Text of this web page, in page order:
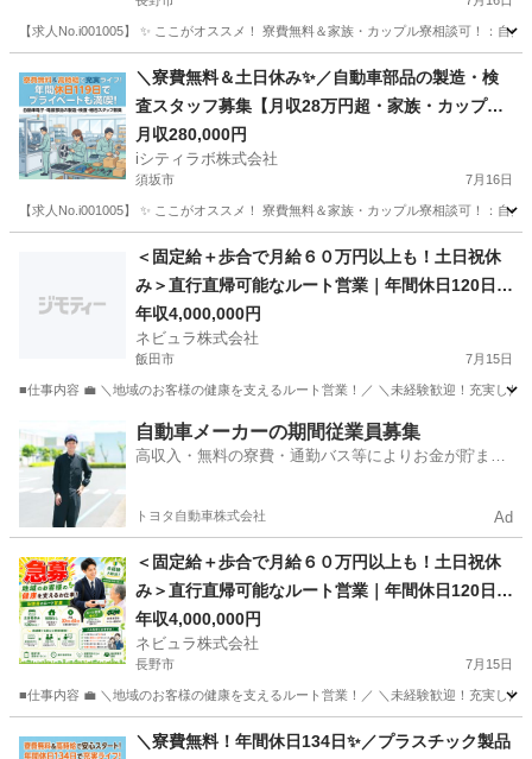
【求人No.i001005】 ✨ ここがオススメ！ 寮費無料＆家族・カップル寮相談可！：自
その他 未経験
＼寮費無料＆土日休み✨／自動車部品の製造・検
査スタッフ募集【月収28万円超・家族・カップル
寮も相談可！】
月収280,000円
iシティラボ株式会社
須坂市 7月16日
【求人No.i001005】 ✨ ここがオススメ！ 寮費無料＆家族・カップル寮相談可！：自
その他
＜固定給＋歩合で月給６０万円以上も！土日祝休
み＞直行直帰可能なルート営業｜年間休日120日以
上｜面接1回｜転勤なし｜地域密着のルート営業
【FY001】
年収4,000,000円
ネビュラ株式会社
飯田市 7月15日
■仕事内容 💼 ＼地域のお客様の健康を支えるルート営業！／ ＼未経験歓迎！充実し
その他 未経験
自動車メーカーの期間従業員募集
高収入・無料の寮費・通勤バス等によりお金が貯まり
トヨタ自動車株式会社 Ad
＜固定給＋歩合で月給６０万円以上も！土日祝休
み＞直行直帰可能なルート営業｜年間休日120日以
上｜面接1回｜転勤なし｜地域密着のルート営業
【FY001】
年収4,000,000円
ネビュラ株式会社
長野市 7月15日
■仕事内容 💼 ＼地域のお客様の健康を支えるルート営業！／ ＼未経験歓迎！充実し
その他 未経験
＼寮費無料！年間休日134日✨／プラスチック製品